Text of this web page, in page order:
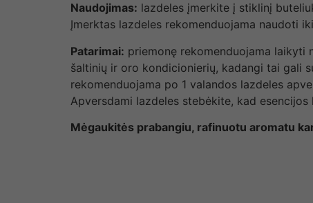
Naudojimas: lazdeles įmerkite į stiklinį
Įmerktas lazdeles rekomenduojama naudoti
Patarimai: priemonę rekomenduojama laikyti
šaltinių ir oro kondicionierių, kadangi tai gali
rekomenduojama po 1 valandos lazdeles
Apversdami lazdeles stebėkite, kad
Mėgaukitės prabangiu, rafinuotu aromatu